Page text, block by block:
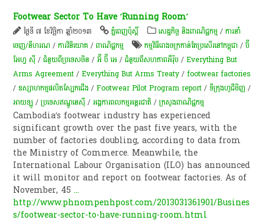
Footwear Sector To Have ‘Running Room’
ថ្ងៃទី ៧ ខែវិច្ឆិកា ឆ្នាំ២០១៣ ភ្នំពេញប៉ុស្តិ៍ សេដ្ឋកិច្ច និងពាណិជ្ជកម្ម /ការនាំ
ចេញ/នីហរណ /ការវិនិយោគ /ពាណិជ្ជកម្ម កម្មវិធី​រោង​ចក្រ​កាន់​តែ​ប្រសើរ​នៅ​កម្ពុជា /ប៊ី
អែហ្វ ស៊ី /ជំនួយពីប្រទេសចិន /អ៊ី ប៊ី អេ /ជំនួយពីសហភាពអឺរ៉ុប /Everything But
Arms Agreement /Everything But Arms Treaty /footwear factories
/ឧស្សាហកម្ម​ផលិត​ស្បែកជើង /Footwear Pilot Program report /ទីក្រុងហូជីមិញ /
អាយឡូ /ប្រទេសឥណ្ឌូនេស៊ី /​អង្គការ​ពលកម្ម​អន្តរជាតិ /ក្រសួងពាណិជ្ជកម្ម
Cambodia’s footwear industry has experienced
significant growth over the past five years, with the
number of factories doubling, according to data from
the Ministry of Commerce. Meanwhile, the
International Labour Organisation (ILO) has announced
it will monitor and report on footwear factories. As of
November, 45...
http://www.phnompenhpost.com/2013031361901/Busines
s/footwear-sector-to-have-running-room.html